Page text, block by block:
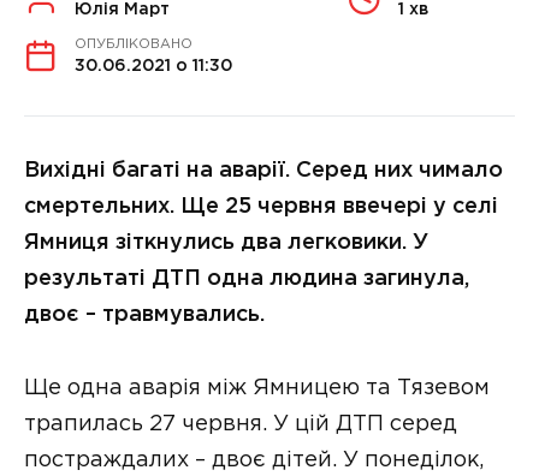
Юлія Март 1 хв
ОПУБЛІКОВАНО
30.06.2021 о 11:30
Вихідні багаті на аварії. Серед них чимало
смертельних. Ще 25 червня ввечері у селі
Ямниця зіткнулись два легковики. У
результаті ДТП одна людина загинула,
двоє – травмувались.
Ще одна аварія між Ямницею та Тязевом
трапилась 27 червня. У цій ДТП серед
постраждалих – двоє дітей. У понеділок,